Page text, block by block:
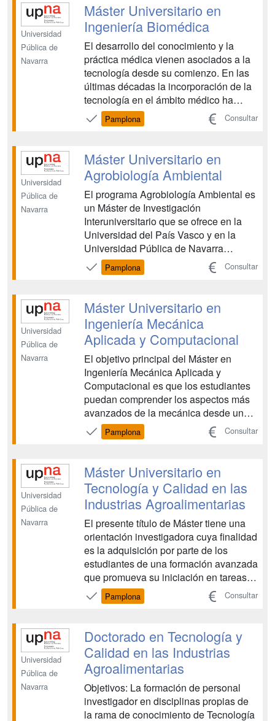
Universidad
Pública de
Navarra
Máster Universitario en
Ingeniería Biomédica
El desarrollo del conocimiento y la
práctica médica vienen asociados a la
tecnología desde su comienzo. En las
últimas décadas la incorporación de la
tecnología en el ámbito médico ha
crecido de forma explosiva, propiciada
por los avances en las tecnologías
radiofrecuencias, nuclear, genética, de
nuevos materiales, tele...
Pamplona Consultar
Universidad
Pública de
Navarra
Máster Universitario en
Agrobiología Ambiental
El programa Agrobiología Ambiental es
un Máster de Investigación
Interuniversitario que se ofrece en la
Universidad del País Vasco y en la
Universidad Pública de Navarra
ininterrumpidamente desde el curso
2006/07. El Máster capacita a los
la investigación en el campo de la
Agricultura y el Medio Ambiente y les...
Pamplona Consultar
Universidad
Pública de
Navarra
Máster Universitario en
Ingeniería Mecánica
Aplicada y Computacional
El objetivo principal del Máster en
Ingeniería Mecánica Aplicada y
Computacional es que los estudiantes
puedan comprender los aspectos más
avanzados de la mecánica desde un
punto de vista general y su aplicación
en la concepción y desarrollo de
la aplicación de nuevas tecnologías de
diseño y de modernas metodologí...
Pamplona Consultar
Universidad
Pública de
Navarra
Máster Universitario en
Tecnología y Calidad en las
Industrias Agroalimentarias
El presente título de Máster tiene una
orientación investigadora cuya finalidad
es la adquisición por parte de los
estudiantes de una formación avanzada
que promueva su iniciación en tareas
investigadoras....
Pamplona Consultar
Universidad
Pública de
Navarra
Doctorado en Tecnología y
Calidad en las Industrias
Agroalimentarias
Objetivos: La formación de personal
investigador en disciplinas propias de
la rama de conocimiento de Tecnología